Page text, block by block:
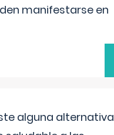
manifestarse en
alguna alternativa